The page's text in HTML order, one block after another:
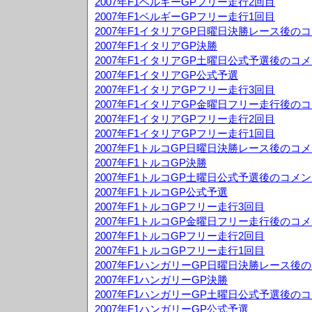
2007年F1ベルギーGPフリー走行1回目
2007年F1イタリアGP日曜日決勝レース後の
2007年F1イタリアGP決勝
2007年F1イタリアGP土曜日公式予選後のコ
2007年F1イタリアGP公式予選
2007年F1イタリアGPフリー走行3回目
2007年F1イタリアGP金曜日フリー走行後の
2007年F1イタリアGPフリー走行2回目
2007年F1イタリアGPフリー走行1回目
2007年F1トルコGP日曜日決勝レース後のコ
2007年F1トルコGP決勝
2007年F1トルコGP土曜日公式予選後のコメ
2007年F1トルコGP公式予選
2007年F1トルコGPフリー走行3回目
2007年F1トルコGP金曜日フリー走行後のコ
2007年F1トルコGPフリー走行2回目
2007年F1トルコGPフリー走行1回目
2007年F1ハンガリーGP日曜日決勝レース後
2007年F1ハンガリーGP決勝
2007年F1ハンガリーGP土曜日公式予選後の
2007年F1ハンガリーGP公式予選